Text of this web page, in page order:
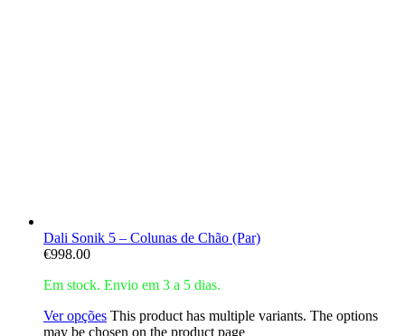
Dali Sonik 5 – Colunas de Chão (Par)
€998.00
Em stock. Envio em 3 a 5 dias.
Ver opções This product has multiple variants. The options
may be chosen on the product page